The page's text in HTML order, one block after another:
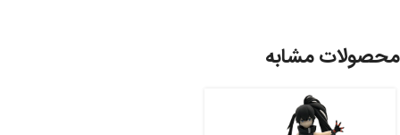
محصولات مشابه